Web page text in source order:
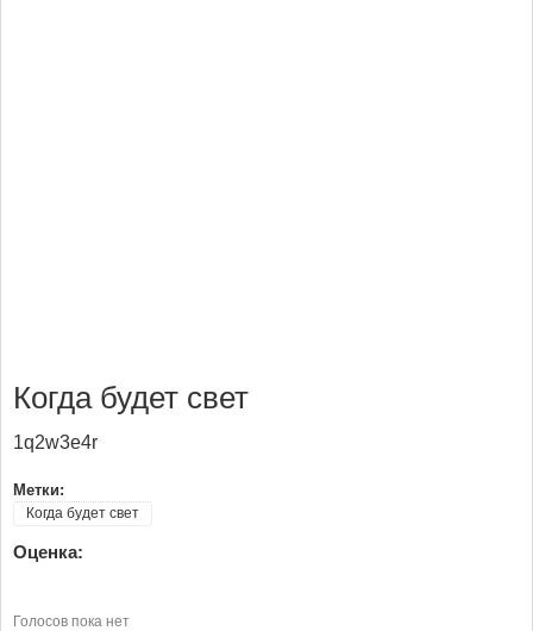
Когда будет свет
1q2w3e4r
Метки:
Когда будет свет
Оценка:
Голосов пока нет